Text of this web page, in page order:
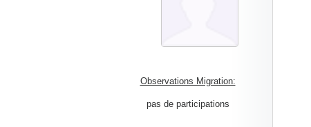
Observations Migration:
pas de participations